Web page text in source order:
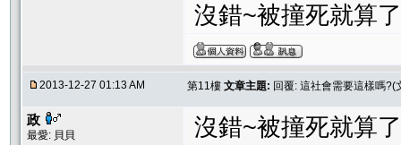
沒錯~被撞死就算
2013-12-27 01:13 AM 第11樓 文章主題: 回覆: 這社會需要這樣嗎?(
政
最愛: 貝貝
沒錯~被撞死就算